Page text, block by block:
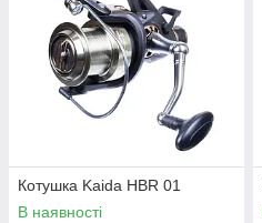
Котушка Kaida HBR 01
В наявності